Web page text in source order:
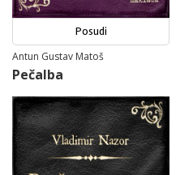
Posudi
Antun Gustav Matoš
Pečalba